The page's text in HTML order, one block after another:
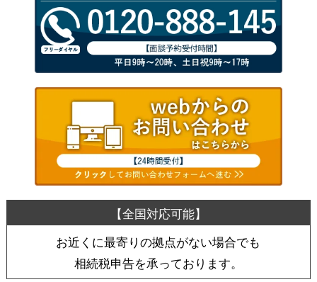
お近くに最寄りの拠点がない場合でも
相続税申告を承っております。